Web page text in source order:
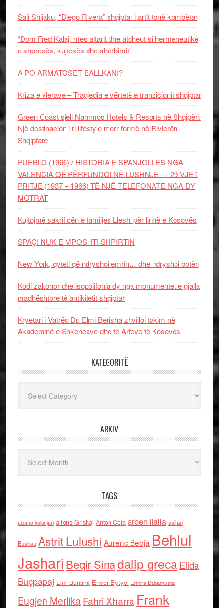
Sali Shijaku, “Diego Rivera” shqiptar i artit tonë kombëtar
“Dom Fred Kalaj, mes altarit dhe atdheut si hermeneutikë
e shpresës, kujtesës dhe shërbimit”
A PO ARMATOSET BALLKANI?
Kriza e vlerave – Tragjedia e vërtetë e tranzicionit shqiptar
Green Coast sjell Nammos Hotels & Resorts në Shqipëri:
Një destinacion i ri lifestyle merr formë në Rivierën
Shqiptare
PUEBLO (1966) / HISTORIA E SPANJOLLES NGA
VALENCIA QË PËRFUNDOI NË LUSHNJE — 29 VJET
PRITJE (1937 – 1966) TË NJË TELEFONATE NGA DY
MOTRAT
Kujtojmë sakrificën e familjes Lleshi për lirinë e Kosovës
SPAÇI NUK E MPOSHTI SHPIRTIN
New York, qyteti që ndryshoi emrin… dhe ndryshoi botën
Kodi zakonor dhe isopolifonia dy nga monumentet e gjalla
madhështore të antikitetit shqiptar
Kryetari i Vatrës Dr. Elmi Berisha zhvilloi takim në
Akademinë e Shkencave dhe të Arteve të Kosovës
KATEGORITË
ARKIV
TAGS
albano kolonjari alfons Grishaj Anton Cefa arben llalla asllan
Bushati Astrit Lulushi Aurenc Bebja Behlul
Jashari Beqir Sinadalip grecaElida
Buçpapaj Elmi Berisha Enver Bytyci Ermira Babamusta
Eugjen MerlikaFahri Xharra Frank